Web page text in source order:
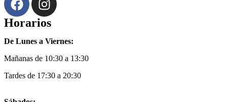
Horarios
De Lunes a Viernes:
Mañanas de 10:30 a 13:30
Tardes de 17:30 a 20:30